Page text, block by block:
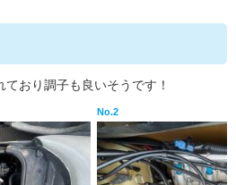
おり調子も良いそうです！
No.2